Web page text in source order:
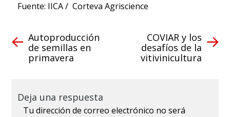
Fuente: IICA / Corteva Agriscience
Autoproducción
de semillas en
primavera
COVIAR y los
desafíos de la
vitivinicultura
Deja una respuesta
Tu dirección de correo electrónico no será